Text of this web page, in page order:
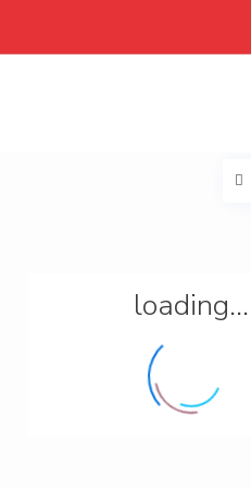
loading...